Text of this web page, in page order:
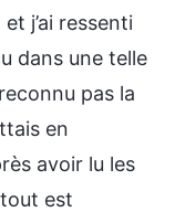
j’ai ressenti
dans une telle
pas la
en
avoir lu les
tout est